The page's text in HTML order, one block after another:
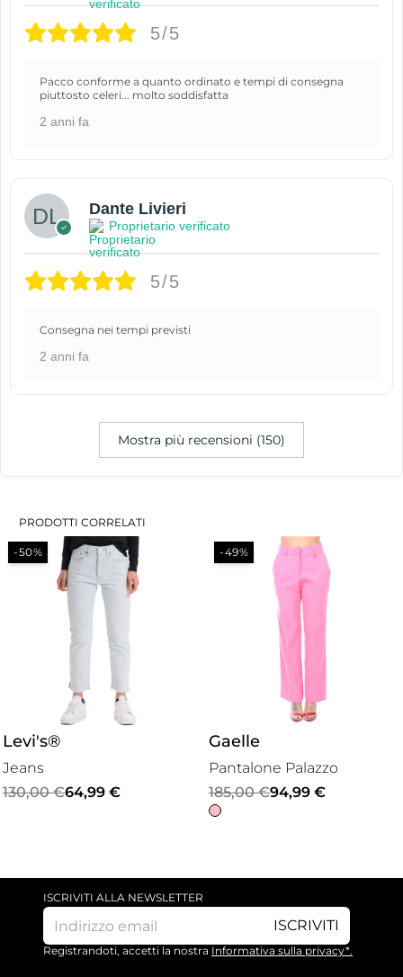
5/5
Pacco conforme a quanto ordinato e tempi di consegna
piuttosto celeri... molto soddisfatta
2 anni fa
Dante Livieri
Proprietario verificato
5/5
Consegna nei tempi previsti
2 anni fa
Mostra più recensioni (150)
PRODOTTI CORRELATI
-50%
Levi's®
Jeans
130,00€
Il
64,99 €
Il
-49%
Gaelle
Pantalone Palazzo
185,00€
Il
prezzo
94,99 €
Il
prezzo
ISCRIVITI ALLA NEWSLETTER
ISCRIVITI
Registrandoti, accetti la nostra Informativa sulla privacy*.